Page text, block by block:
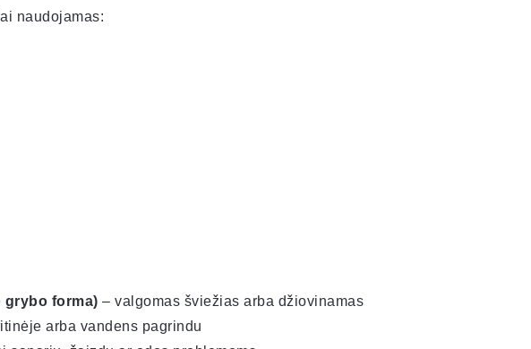
naudojamas:
grybo forma) – valgomas šviežias arba džiovinamas
arba vandens pagrindu